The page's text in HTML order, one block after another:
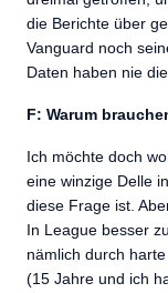
die Berichte über
Vanguard noch
Daten haben nie
F: Warum
Ich möchte doch
eine winzige Delle
diese Frage ist.
In League besser
nämlich durch
(15 Jahre und ich